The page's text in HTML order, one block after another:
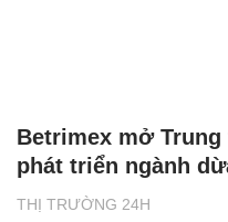
THỊ TRƯỜNG 24H
Betrimex mở
phát triển ngành